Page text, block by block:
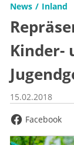
News Inland
Kinder-
15.02.2018
Facebook